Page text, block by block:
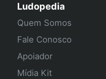
Ludopedia
Quem Somos
Fale Conosco
Apoiador
Mídia Kit